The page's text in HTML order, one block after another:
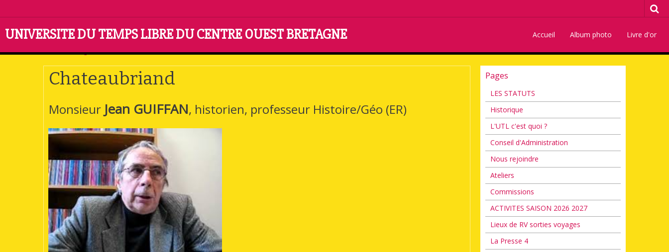
UNIVERSITE DU TEMPS LIBRE DU CENTRE OUEST BRETAGNE Accueil Album photo Livre d'or
Accueil Pages cachées Chateaubriand
Chateaubriand
Monsieur Jean GUIFFAN, historien, professeur Histoire/Géo (ER)
Pages
LES STATUTS
Historique
L'UTL c'est quoi ?
Conseil d'Administration
Nous rejoindre
Ateliers
Commissions
ACTIVITES SAISON 2026 2027
Lieux de RV sorties voyages
La Presse 4